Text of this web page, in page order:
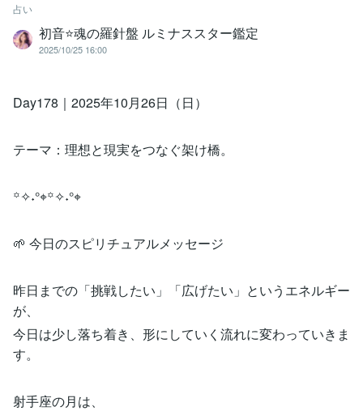
占い
初音⭐️魂の羅針盤 ルミナススター鑑定
2025/10/25 16:00
Day178｜2025年10月26日（日）
テーマ：理想と現実をつなぐ架け橋。
꙳✧˖°⌖꙳✧˖°⌖
🌱 今日のスピリチュアルメッセージ
昨日までの「挑戦したい」「広げたい」というエネルギー
が、
今日は少し落ち着き、形にしていく流れに変わっていきま
す。
射手座の月は、